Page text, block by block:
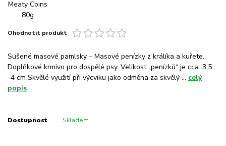
Ohodnotit produkt
Sušené masové pamlsky – Masové penízky z králíka a kuřete.
Doplňkové krmivo pro dospělé psy. Velikost „penízků“ je cca: 3,5
-4 cm Skvělé využití při výcviku jako odměna za skvělý ... celý
popis
Dostupnost Skladem